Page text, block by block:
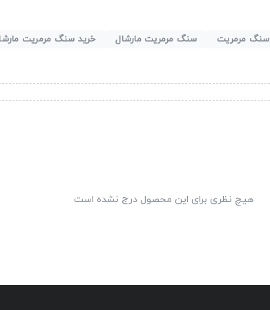
سنگ مرمریت سنگ مرمریت مارشال
خرید سنگ مرمریت
هیچ نظری برای این محصول درج نشده است